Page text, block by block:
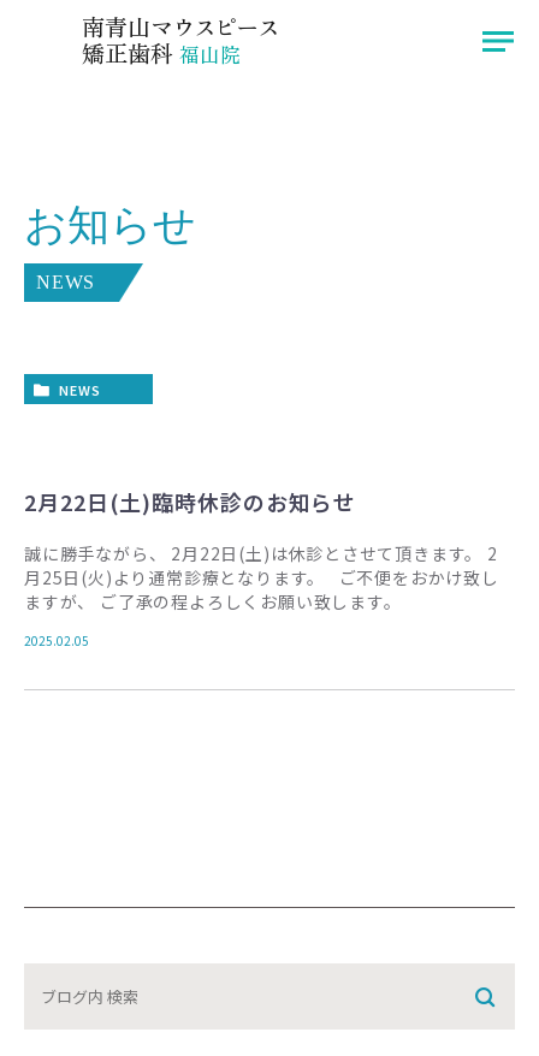
南青山マウスピース
矯正歯科 福山院
院長挨拶
インビザライン
料金
〒721-0974
広島県福山市東深津町3-13-33
Googleマップで見る
診療時間 9:00〜12:00 / 13:00〜17:30
休診日
お知らせ
NEWS
NEWS
2月22日(土)臨時休診のお知らせ
誠に勝手ながら、 2月22日(土)は休診とさせて頂きます。 2
月25日(火)より通常診療となります。 ご不便をおかけ致し
ますが、 ご了承の程よろしくお願い致します。
2025.02.05